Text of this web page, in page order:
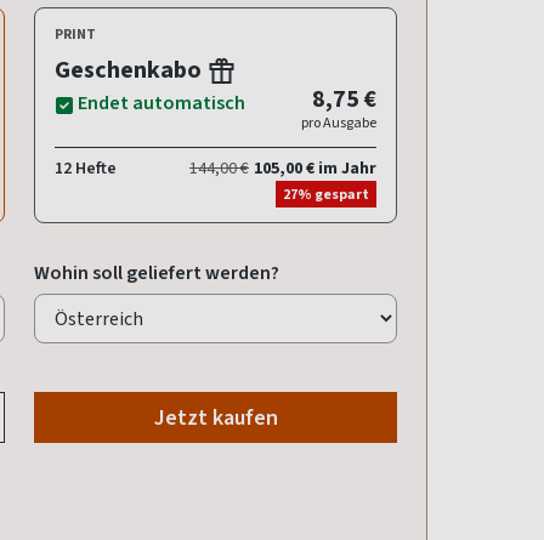
PRINT
Geschenkabo
Endet automatisch 8,75 €
pro Ausgabe
12 Hefte 144,00 € 105,00 € im Jahr
27% gespart
Wohin soll geliefert werden?
Jetzt kaufen